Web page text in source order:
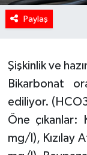
Paylaş
Şişkinlik ve
Bikarbonat
ediliyor.
Öne çıkanlar:
mg/l), Kızılay
POLİTİKA
Spor
Tarihi